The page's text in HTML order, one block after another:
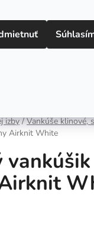
izby / Vankúše klinové,
Airknit White